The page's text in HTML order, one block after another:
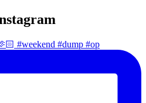
#weekend #dump #op